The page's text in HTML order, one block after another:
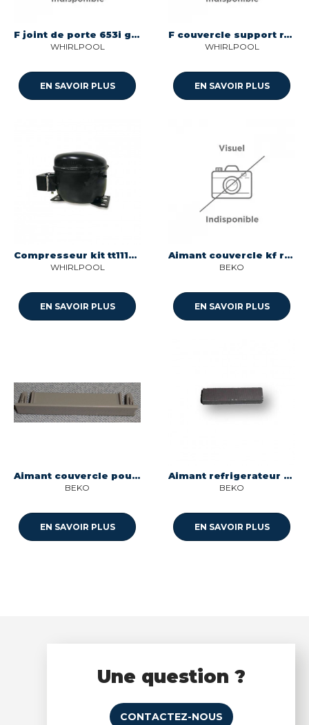
F joint de porte 653i gray pour refrigerateur Hotpoint-ariston C00623388
WHIRLPOOL
EN SAVOIR PLUS
F couvercle support r/390 s.w. pour refrigerateur Hotpoint-ariston C00534329
WHIRLPOOL
EN SAVOIR PLUS
Compresseur kit tt1114gy 1/4 - r600 pour refrigerateur Whirlpool C00738340
WHIRLPOOL
EN SAVOIR PLUS
Aimant couvercle kf ral7039 pour refrigerateur Beko C00881983
BEKO
EN SAVOIR PLUS
Aimant couvercle pour refrigerateur Beko C00916003
BEKO
EN SAVOIR PLUS
Aimant refrigerateur Beko C00912680
BEKO
EN SAVOIR PLUS
Une question ?
CONTACTEZ-NOUS